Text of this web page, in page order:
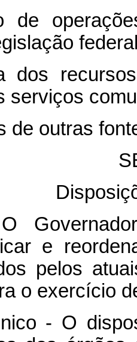
de
dos
serviços
de outras
e
pelos
o exercício
- O